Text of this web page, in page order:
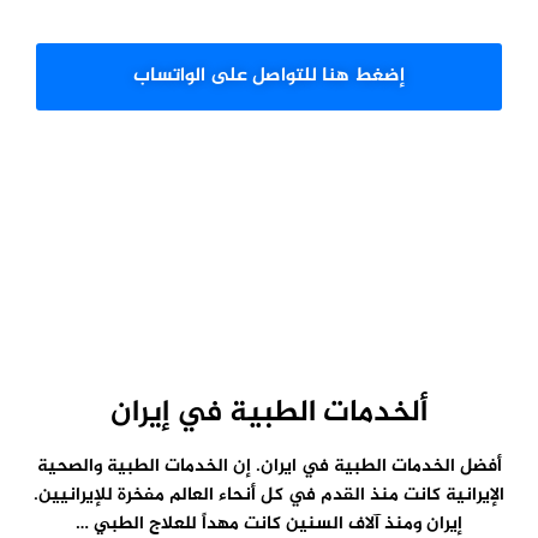
إضغط هنا للتواصل على الواتساب
الطبية في إيران
الطبية في ايران. إن الخدمات الطبية والصحية
منذ القدم في كل أنحاء العالم مفخرة للإيرانيين.
آلاف السنين كانت مهداً للعلاج الطبي …